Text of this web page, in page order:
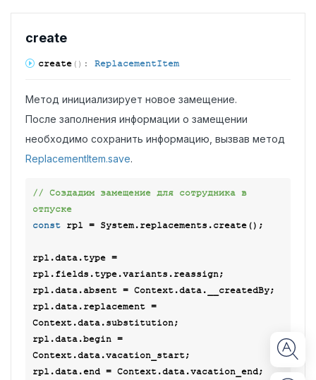
create
create ( ) : ReplacementItem
Метод инициализирует новое замещение.
После заполнения информации о замещении
необходимо сохранить информацию, вызвав метод
ReplacementItem.save.
// Создадим замещение для сотрудника в
отпуске
const rpl = System.replacements.create();
rpl.data.type =
rpl.fields.type.variants.reassign;
rpl.data.absent = Context.data.__createdBy;
rpl.data.replacement =
Context.data.substitution;
rpl.data.begin =
Context.data.vacation_start;
rpl.data.end = Context.data.vacation_end;